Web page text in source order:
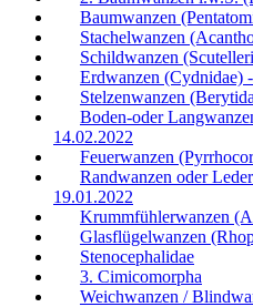
Baumwanzen
Stachelwanzen
Schildwanzen
Erdwanzen (Cydnidae)
Stelzenwanzen
Boden-oder
14.02.2022
Feuerwanzen
Randwanzen oder
19.01.2022
Krummfühlerwanzen
Glasflügelwanzen
Stenocephalidae
3. Cimicomorpha
Weichwanzen /